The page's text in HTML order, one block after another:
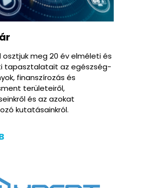
osztjuk meg 20 év elméleti és
tapasztalatait az egészség-
finanszírozás és
területeiről,
és az azokat
kutatásainkról.